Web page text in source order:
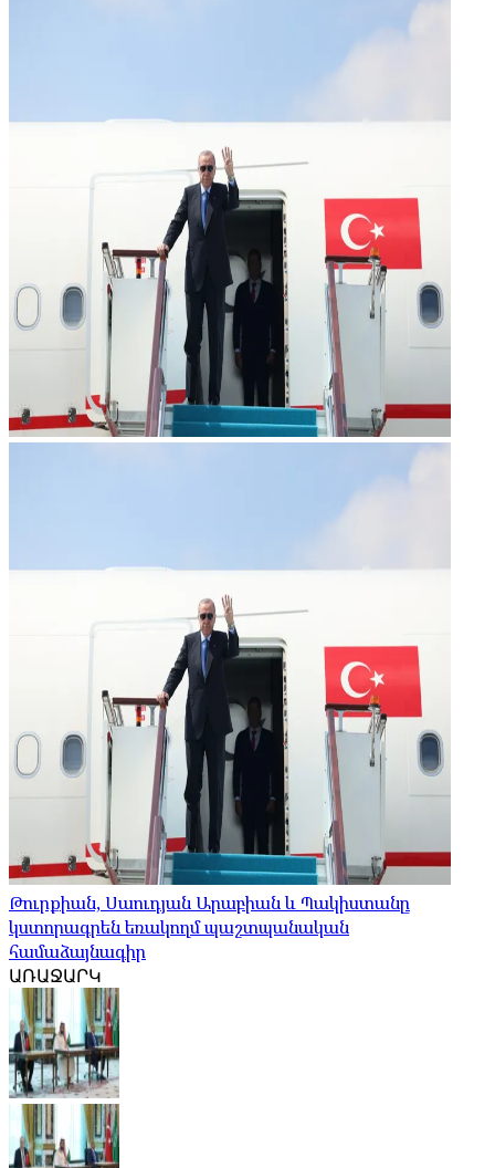
Թուրքիան, Սաուդյան Արաբիան և Պակիստանը
կստորագրեն եռակողմ պաշտպանական
համաձայնագիր
ԱՌԱՋԱՐԿ